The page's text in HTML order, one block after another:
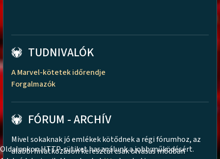
TUDNIVALÓK
A Marvel-kötetek időrendje
Forgalmazók
FÓRUM - ARCHÍV
Mivel sokaknak jó emlékek kötődnek a régi fórumhoz, az
alábbi hivatkozáson keresztül csak olvasás módban
Oldalunkon HTTP-sütiket használunk a jobb működésért.